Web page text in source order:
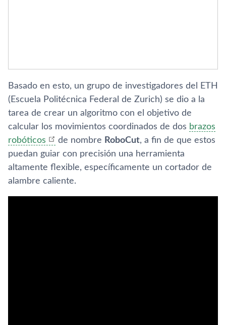
Basado en esto, un grupo de investigadores del ETH
(Escuela Politécnica Federal de Zurich) se dio a la
tarea de crear un algoritmo con el objetivo de
calcular los movimientos coordinados de dos brazos
robóticos
de nombre RoboCut, a fin de que estos
puedan guiar con precisión una herramienta
altamente flexible, específicamente un cortador de
alambre caliente.